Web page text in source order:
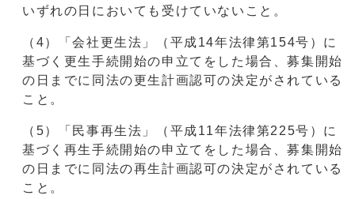
いずれの日においても受けていないこと。
（4）「会社更生法」（平成14年法律第154号）に
基づく更生手続開始の申立てをした場合、募集開始
の日までに同法の更生計画認可の決定がされている
こと。
（5）「民事再生法」（平成11年法律第225号）に
基づく再生手続開始の申立てをした場合、募集開始
の日までに同法の再生計画認可の決定がされている
こと。